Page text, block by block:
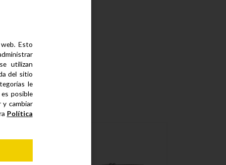
Esto
utilizan
del sitio
le
posible
y cambiar
Política